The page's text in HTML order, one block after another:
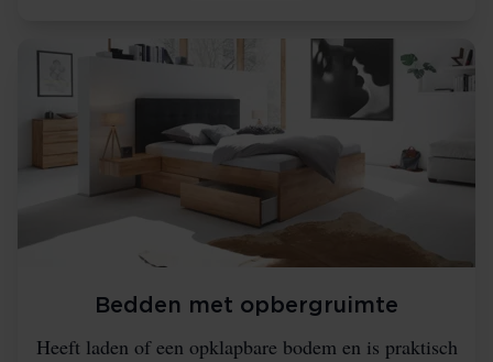
Bedden met opbergruimte
Heeft laden of een opklapbare bodem en is praktisch